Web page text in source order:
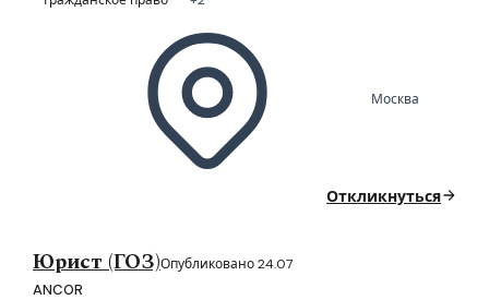
Москва
Откликнуться
Юрист (ГОЗ)Опубликовано 24.07
ANCOR